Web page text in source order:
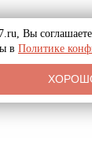
Вы
в Политике